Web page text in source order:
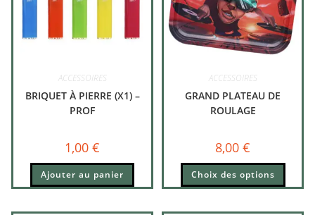
ACCESSOIRES
BRIQUET À PIERRE (X1) –
PROF
1,00 €
Ajouter au panier
ACCESSOIRES
GRAND PLATEAU DE
ROULAGE
8,00 €
Choix des options